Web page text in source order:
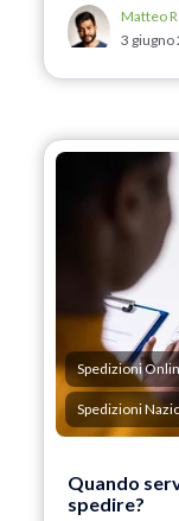
Matteo
3 giugno
Spedizioni
Spedizioni
Quando
spedire?